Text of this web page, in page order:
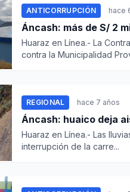
ANTICORRUPCIÓN hace
Áncash: más de S/ 2
Huaraz en Línea.- La
contra la Municipalidad
REGIONAL hace 7 años
Huaraz en Línea.- Las
interrupción de la carre...